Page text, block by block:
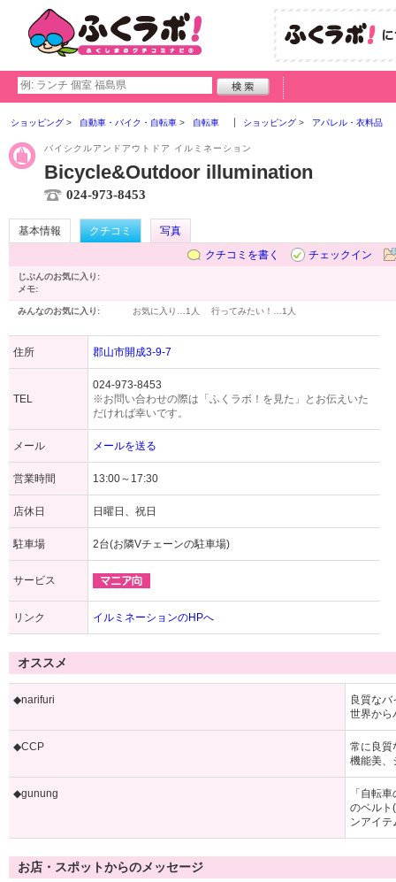
ショッピング 自動車・バイク・自転車 自転車 ショッピング アパレル・衣料品
バイシクルアンドアウトドア イルミネーション
Bicycle&Outdoor illumination
024-973-8453
基本情報 クチコミ
写真
クチコミを書く
チェックイン
じぶんのお気に入り:
メモ:
みんなのお気に入り: お気に入り… 1人 行ってみたい！… 1人
住所 郡山市開成3-9-7
TEL
024-973-8453
※お問い合わせの際は「ふくラボ！を見た」とお伝えいた
だければ幸いです。
メール メールを送る
営業時間 13:00～17:30
店休日 日曜日、祝日
駐車場 2台(お隣Vチェーンの駐車場)
サービス
リンク イルミネーションのHPへ
オススメ
◆narifuri
良質な
世界から
◆CCP
常に良質
機能美、
◆gunung
「自転
のベルト
ンアイテ
お店・スポットからのメッセージ